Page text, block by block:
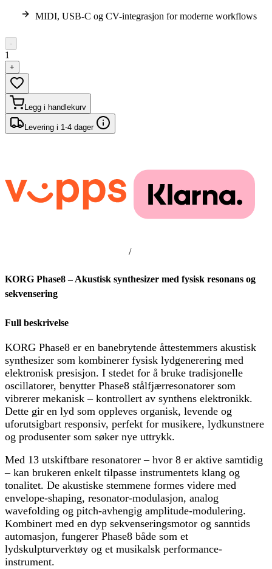
MIDI, USB-C og CV-integrasjon for moderne workflows
-
1
+
Legg i handlekurv
Levering i 1-4 dager
/
KORG Phase8 – Akustisk synthesizer med fysisk resonans og
sekvensering
Full beskrivelse
KORG Phase8 er en banebrytende åttestemmers akustisk
synthesizer som kombinerer fysisk lydgenerering med
elektronisk presisjon. I stedet for å bruke tradisjonelle
oscillatorer, benytter Phase8 stålfjærresonatorer som
vibrerer mekanisk – kontrollert av synthens elektronikk.
Dette gir en lyd som oppleves organisk, levende og
uforutsigbart responsiv, perfekt for musikere, lydkunstnere
og produsenter som søker nye uttrykk.
Med 13 utskiftbare resonatorer – hvor 8 er aktive samtidig
– kan brukeren enkelt tilpasse instrumentets klang og
tonalitet. De akustiske stemmene formes videre med
envelope-shaping, resonator-modulasjon, analog
wavefolding og pitch-avhengig amplitude-modulering.
Kombinert med en dyp sekvenseringsmotor og sanntids
automasjon, fungerer Phase8 både som et
lydskulpturverktøy og et musikalsk performance-
instrument.